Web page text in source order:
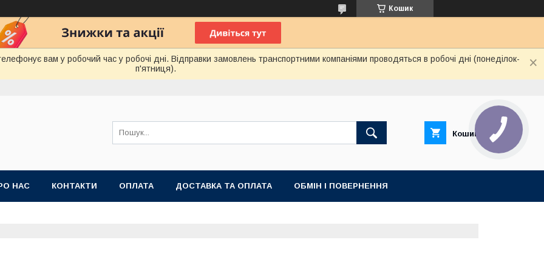
Кошик
вам у робочий час у робочі дні. Відправки замовлень транспортними компаніями проводяться в робочі дні (понеділок-
п'ятниця).
Кошик
НАС КОНТАКТИ ОПЛАТА ДОСТАВКА ТА ОПЛАТА ОБМІН І ПОВЕРНЕННЯ